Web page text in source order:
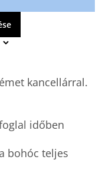
kancellárral.
időben
bohóc teljes